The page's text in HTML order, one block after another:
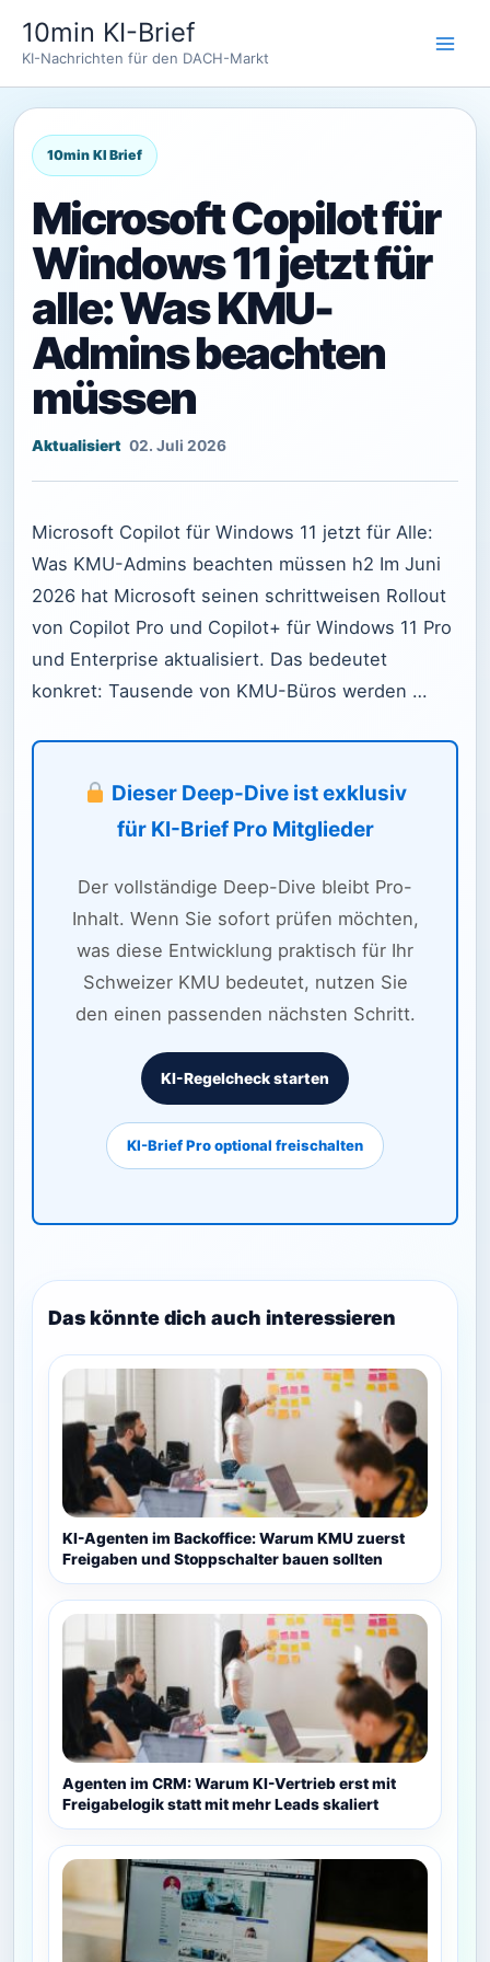
Inhalt
springen
10min KI-Brief
KI-Nachrichten für den DACH-Markt
Microsoft Copilot für
Windows 11 jetzt für
alle: Was KMU-
Admins beachten
müssen
02. Juli 2026
Microsoft Copilot für Windows 11 jetzt für Alle:
Was KMU-Admins beachten müssen h2 Im Juni
2026 hat Microsoft seinen schrittweisen Rollout
von Copilot Pro und Copilot+ für Windows 11 Pro
und Enterprise aktualisiert. Das bedeutet
konkret: Tausende von KMU-Büros werden …
Dieser Deep-Dive ist exklusiv
für KI-Brief Pro Mitglieder
Der vollständige Deep-Dive bleibt Pro-
Inhalt. Wenn Sie sofort prüfen möchten,
was diese Entwicklung praktisch für Ihr
Schweizer KMU bedeutet, nutzen Sie
den einen passenden nächsten Schritt.
KI-Regelcheck starten
KI-Brief Pro optional freischalten
Das könnte dich auch interessieren
KI-Agenten im Backoffice: Warum KMU zuerst
Freigaben und Stoppschalter bauen sollten
Agenten im CRM: Warum KI-Vertrieb erst mit
Freigabelogik statt mit mehr Leads skaliert